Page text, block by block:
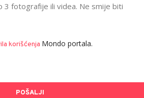
3 fotografije ili videa. Ne smije biti
korišćenja Mondo portala.
POŠALJI